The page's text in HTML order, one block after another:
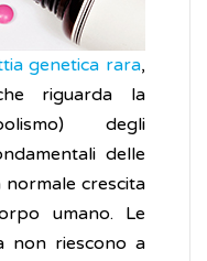
genetica rara,
riguarda la
degli
delle
normale crescita
umano. Le
non riescono a